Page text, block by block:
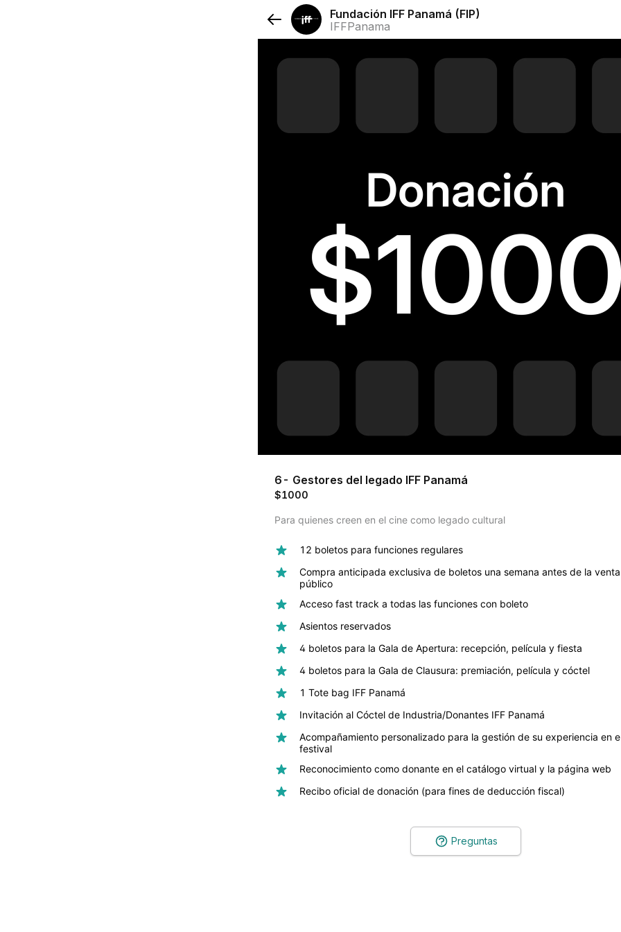
Fundación IFF Panamá (FIP)
IFFPanama
6- Gestores del legado IFF Panamá
$1000
Para quienes creen en el cine como legado cultural
12 boletos para funciones regulares
Compra anticipada exclusiva de boletos una semana antes de la
público
Acceso fast track a todas las funciones con boleto
Asientos reservados
4 boletos para la Gala de Apertura: recepción, película y fiesta
4 boletos para la Gala de Clausura: premiación, película y cóctel
1 Tote bag IFF Panamá
Invitación al Cóctel de Industria/Donantes IFF Panamá
Acompañamiento personalizado para la gestión de su experiencia en
festival
Reconocimiento como donante en el catálogo virtual y la página web
Recibo oficial de donación (para fines de deducción fiscal)
Preguntas